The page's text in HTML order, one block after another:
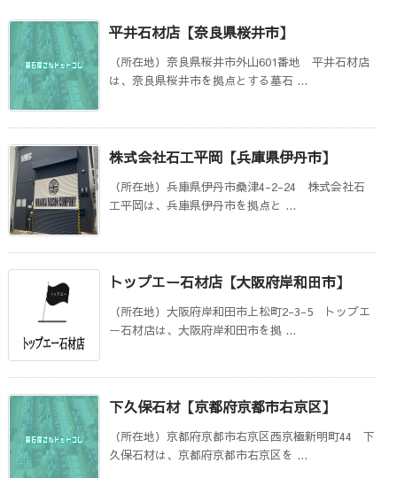
平井石材店【奈良県桜井市】
（所在地）奈良県桜井市外山601番地 平井石材店
は、奈良県桜井市を拠点とする墓石 ...
株式会社石工平岡【兵庫県伊丹市】
（所在地）兵庫県伊丹市桑津4-2-24 株式会社石
工平岡は、兵庫県伊丹市を拠点と ...
トップエー石材店【大阪府岸和田市】
（所在地）大阪府岸和田市上松町2-3-5 トップエ
ー石材店は、大阪府岸和田市を拠 ...
下久保石材【京都府京都市右京区】
（所在地）京都府京都市右京区西京極新明町44 下
久保石材は、京都府京都市右京区を ...